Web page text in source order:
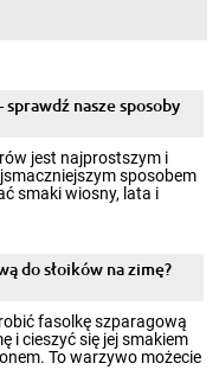
nasze sposoby
jest najprostszym i
sposobem
smaki wiosny, lata i
nimi oko w sezonie
cieplejszych
słoików ze
zachować świeżość
do słoików na zimę?
fasolkę szparagową
i cieszyć się jej smakiem
To warzywo możecie